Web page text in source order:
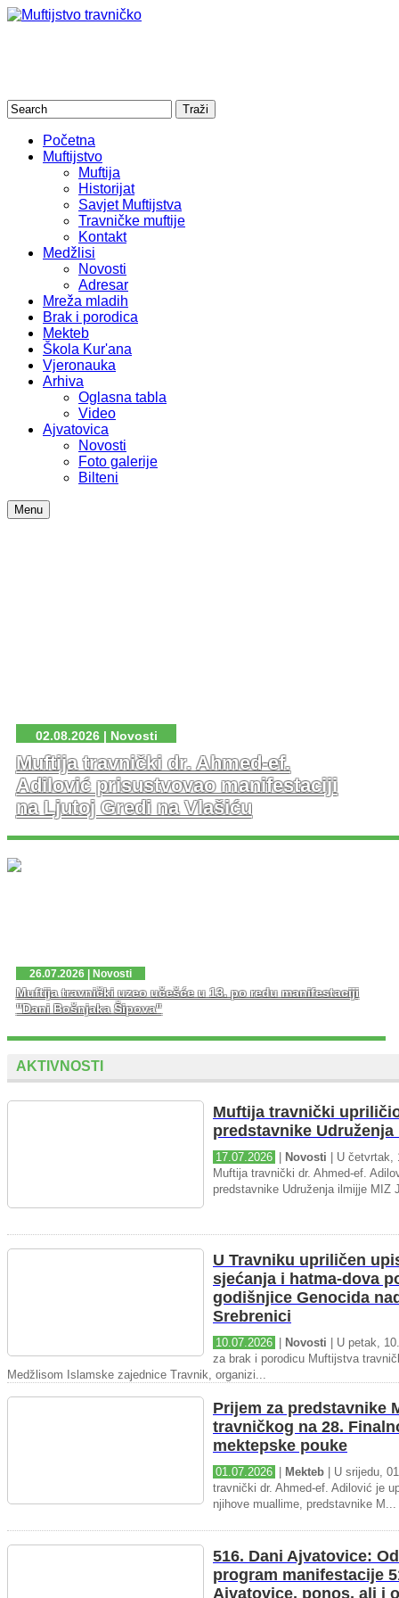
Početna
Muftijstvo
Muftija
Historijat
Savjet Muftijstva
Travničke muftije
Kontakt
Medžlisi
Novosti
Adresar
Mreža mladih
Brak i porodica
Mekteb
Škola Kur'ana
Vjeronauka
Arhiva
Oglasna tabla
Video
Ajvatovica
Novosti
Foto galerije
Bilteni
Menu
02.08.2026 | Novosti
Muftija travnički dr. Ahmed-ef.
Adilović prisustvovao manifestaciji
na Ljutoj Gredi na Vlašiću
U nedjelju, 02. 08. 2026. god. na platou Ljute Grede i
spomen obilježja Zlatni Ljiljan – general Mehmed Alagić
održana je manifestacija Dani pobjede – Dani ponosa,
26.07.2026 | Novosti
Muftija travnički uzeo učešće u 13. po redu manifestaciji
"Dani Bošnjaka Šipova"
AKTIVNOSTI
Muftija travnički
predstavnike
17.07.2026 Novosti | U četvrtak,
Muftija travnički dr. Ahmed-ef.
predstavnike Udruženja ilmijje MIZ
U Travniku upriličen
sjećanja i hatma-dova
godišnjice Genocida
Srebrenici
10.07.2026 Novosti | U petak,
za brak i porodicu Muftijstva
Medžlisom Islamske zajednice Travnik, organizi...
Prijem za predstavnike
travničkog na 28.
mektepske pouke
01.07.2026 Mekteb | U srijedu,
travnički dr. Ahmed-ef. Adilović je
njihove muallime, predstavnike M...
516. Dani Ajvatovice:
program manifestacije
Ajvatovice, ponos, ali i